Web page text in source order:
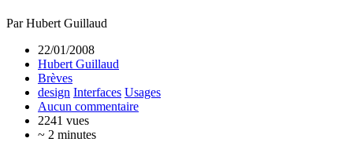
Par Hubert Guillaud
22/01/2008
Hubert Guillaud
Brèves
design Interfaces Usages
Aucun commentaire
2241 vues
~ 2 minutes